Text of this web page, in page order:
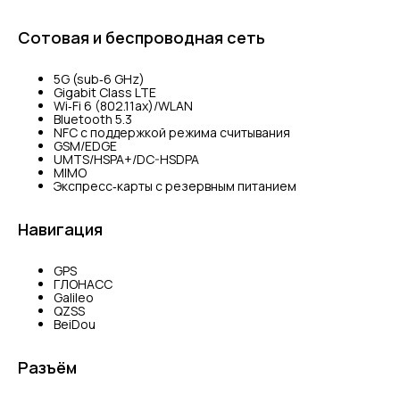
Сотовая и беспроводная сеть
5G (sub‑6 GHz)
Gigabit Class LTE
Wi‑Fi 6 (802.11ax)/WLAN
Bluetooth 5.3
NFC с поддержкой режима считывания
GSM/EDGE
UMTS/​HSPA+/​DC-HSDPA
MIMO
Экспресс‑карты с резервным питанием
Навигация
GPS
ГЛОНАСС
Galileo
QZSS
BeiDou
Разъём